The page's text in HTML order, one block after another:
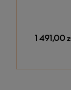
1 491,00